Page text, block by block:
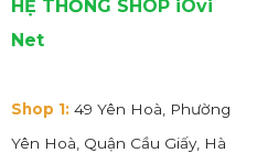
HỆ THỐNG SHOP iOvi
Net
Shop 1: 49 Yên Hoà, Phường
Yên Hoà, Quận Cầu Giấy, Hà